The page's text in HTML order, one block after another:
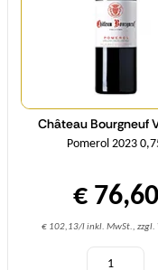
Château Bourgneuf
Pomerol 2023
€ 76,60
€ 102,13/l inkl. MwSt., zzgl.